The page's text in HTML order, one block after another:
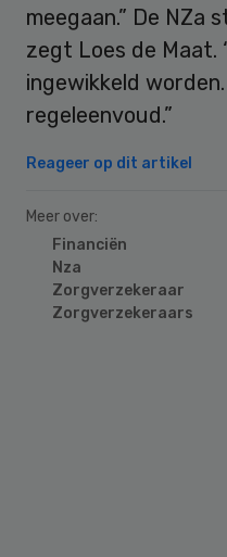
meegaan.” De NZa
zegt Loes de Maat.
ingewikkeld
regeleenvoud.”
Reageer op dit artikel
Meer over:
Financiën
Nza
Zorgverzekeraar
Zorgverzekeraars